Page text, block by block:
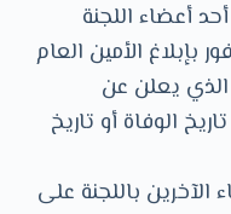
أعضاء اللجنة
بإبلاغ الأمين العام
الذي يعلن عن
الوفاة أو تاريخ
الآخرين باللجنة على